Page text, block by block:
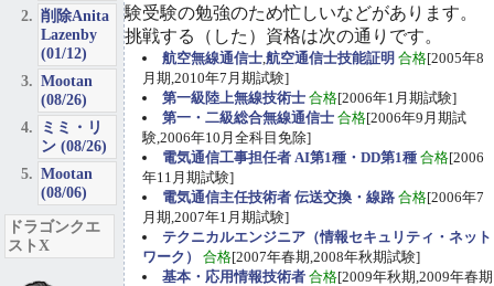
験受験の勉強のため忙しいなどがあります。
挑戦する（した）資格は次の通りです。
航空無線通信士,航空通信士技能証明 合格[2005年8
月期,2010年7月期試験]
第一級陸上無線技術士 合格[2006年1月期試験]
第一・二級総合無線通信士 合格[2006年9月期試
験,2006年10月全科目免除]
電気通信工事担任者 AI第1種・DD第1種 合格[2006
年11月期試験]
電気通信主任技術者 伝送交換・線路 合格[2006年7
月期,2007年1月期試験]
テクニカルエンジニア（情報セキュリティ・ネット
ワーク）
合格[2007年春期,2008年秋期試験]
基本・応用情報技術者 合格[2009年秋期,2009年春期
削除Anita
Lazenby
(01/12)
Mootan
(08/26)
ミミ・リ
ン (08/26)
Mootan
(08/06)
ドラゴンクエ
ストX